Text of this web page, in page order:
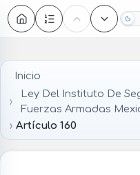
Inicio
Ley Del Instituto De
Fuerzas Armadas
Artículo 160